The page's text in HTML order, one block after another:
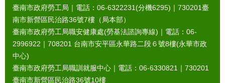
臺南市政府勞工局｜電話：06-6322231(分機6295)｜ 730201臺
南市新營區民治路36號7樓（局本部）
臺南市政府勞工局職安健康處(勞基法諮詢專線)｜電話：06-
2996922｜ 708201 台南市安平區永華路二段６號8樓(永華市政
中心)
臺南市政府勞工局職訓就服中心｜電話：06-6330821｜ 730201
臺南市新營區民治路36號10樓